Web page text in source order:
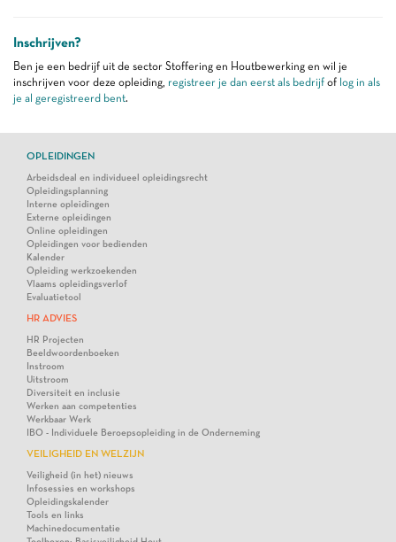
Inschrijven?
Ben je een bedrijf uit de sector Stoffering en Houtbewerking en wil je
inschrijven voor deze opleiding, registreer je dan eerst als bedrijf of log in als
je al geregistreerd bent.
OPLEIDINGEN
Arbeidsdeal en individueel opleidingsrecht
Opleidingsplanning
Interne opleidingen
Externe opleidingen
Online opleidingen
Opleidingen voor bedienden
Kalender
Opleiding werkzoekenden
Vlaams opleidingsverlof
Evaluatietool
HR ADVIES
HR Projecten
Beeldwoordenboeken
Instroom
Uitstroom
Diversiteit en inclusie
Werken aan competenties
Werkbaar Werk
IBO - Individuele Beroepsopleiding in de Onderneming
VEILIGHEID EN WELZIJN
Veiligheid (in het) nieuws
Infosessies en workshops
Opleidingskalender
Tools en links
Machinedocumentatie